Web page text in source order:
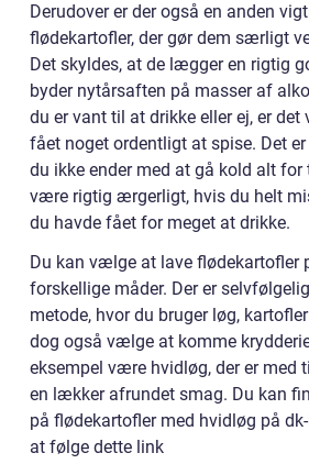
Derudover er der også en anden
flødekartofler, der gør dem særligt
Det skyldes, at de lægger en rigtig
byder nytårsaften på masser af
du er vant til at drikke eller ej, er det
fået noget ordentligt at spise. Det
du ikke ender med at gå kold alt
være rigtig ærgerligt, hvis du helt
du havde fået for meget at drikke.
Du kan vælge at lave flødekartofler
forskellige måder. Der er
metode, hvor du bruger løg,
dog også vælge at komme
eksempel være hvidløg, der er med
en lækker afrundet smag. Du kan
på flødekartofler med hvidløg på
at følge dette link